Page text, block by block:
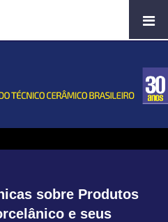
sobre Produtos
e seus